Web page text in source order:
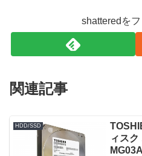
shatteredを
関連記事
HDD/SSD
ィス